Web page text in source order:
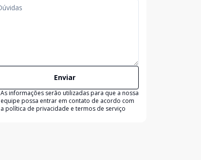
Enviar
As informações serão utilizadas para que a nossa
equipe possa entrar em contato de acordo com
a política de privacidade e termos de serviço